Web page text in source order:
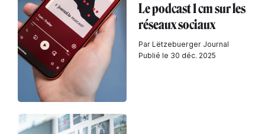
Le podcast 1 cm sur les
réseaux sociaux
Par Lëtzebuerger Journal
Publié le 30 déc. 2025